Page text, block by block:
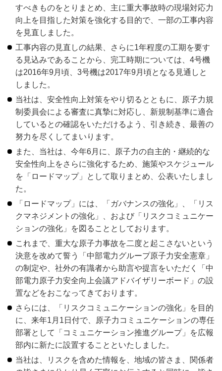
すべきものをとりまとめ、主に重大事故時の現場対応力
向上を目指した対策を強化する目的で、一部の工事内容
を見直しました。
工事内容の見直しの結果、さらに1年程度の工期を要す
る見込みであることから、完工時期については、4号機
は2016年9月頃、3号機は2017年9月頃となる見通しと
しました。
当社は、安全性向上対策をやり切るとともに、原子力規
制委員会による審査に真摯に対応し、新規制基準に適合
しているとの確認をいただけるよう、引き続き、最善の
努力を尽くしてまいります。
また、当社は、今年6月に、原子力の自主的・継続的な
安全性向上をさらに強化するため、施策やスケジュール
を「ロードマップ」として取りまとめ、公表いたしまし
た。
「ロードマップ」には、「ガバナンスの強化」、「リス
クマネジメントの強化」、および「リスクコミュニケー
ションの強化」を図ることとしております。
これまで、重大な原子力事故を二度と起こさないという
決意を改めて誓う「中部電力グループ原子力安全憲章」
の制定や、社外の有識者から助言や提言をいただく「中
部電力原子力安全向上会議アドバイザリーボード」の設
置などをおこなってきております。
さらには、「リスクコミュニケーションの強化」を目的
に、来年1月1日付で、原子力コミュニケーションの専任
部署として「コミュニケーション推進グループ」を広報
部内に新たに設置することといたしました。
当社は、リスクを含めた情報を、地域の皆さま、関係者